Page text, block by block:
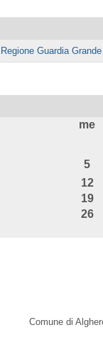
Guardia Grande
me
5
12
19
26
Comune di